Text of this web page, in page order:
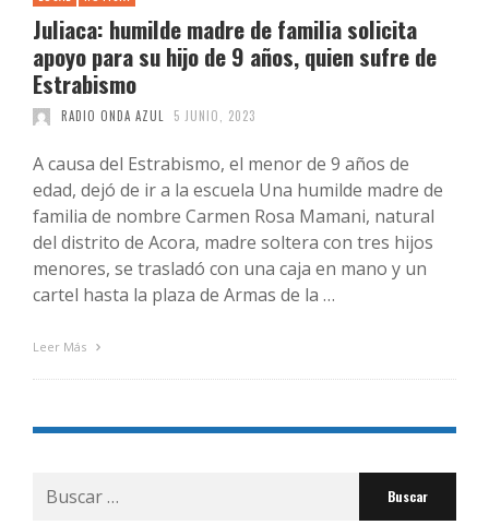
Juliaca: humilde madre de familia solicita
apoyo para su hijo de 9 años, quien sufre de
Estrabismo
RADIO ONDA AZUL 5 JUNIO, 2023
A causa del Estrabismo, el menor de 9 años de
edad, dejó de ir a la escuela Una humilde madre de
familia de nombre Carmen Rosa Mamani, natural
del distrito de Acora, madre soltera con tres hijos
menores, se trasladó con una caja en mano y un
cartel hasta la plaza de Armas de la …
Leer Más
Buscar
por: